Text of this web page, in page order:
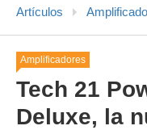
Artículos
Amplificadores
Tech 21
Deluxe, la